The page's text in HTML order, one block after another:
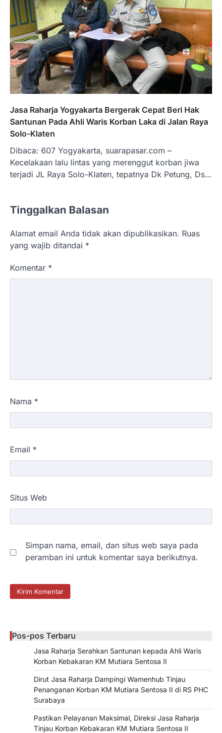
Jasa Raharja Yogyakarta Bergerak Cepat Beri Hak
Santunan Pada Ahli Waris Korban Laka di Jalan Raya
Solo-Klaten
Dibaca: 607 Yogyakarta, suarapasar.com –
Kecelakaan lalu lintas yang merenggut korban jiwa
terjadi JL Raya Solo-Klaten, tepatnya Dk Petung, Ds…
Tinggalkan Balasan
Alamat email Anda tidak akan dipublikasikan. Ruas
yang wajib ditandai *
Komentar *
Nama *
Email *
Situs Web
Simpan nama, email, dan situs web saya pada
peramban ini untuk komentar saya berikutnya.
Pos-pos Terbaru
Jasa Raharja Serahkan Santunan kepada Ahli Waris
Korban Kebakaran KM Mutiara Sentosa II
Dirut Jasa Raharja Dampingi Wamenhub Tinjau
Penanganan Korban KM Mutiara Sentosa II di RS PHC
Surabaya
Pastikan Pelayanan Maksimal, Direksi Jasa Raharja
Tinjau Korban Kebakaran KM Mutiara Sentosa II